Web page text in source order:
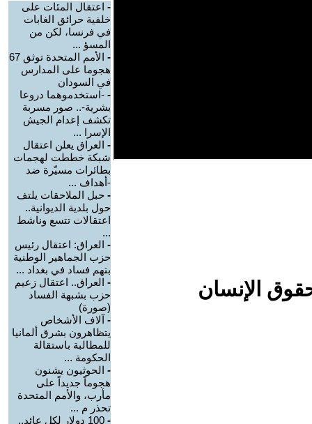
الإنسان
- اعتقال المئات على
خلفية حرائق الغابات
في فرنسا، لكن من
المسؤ ...
-
الأمم المتحدة توثق 67
هجوما على المدارس
في السودان
- -استخدموهما دروعا
بشرية-.. صور مسربة
تكشف إعدام الجيش
الإسرا ...
- العراق يعلن اعتقال
شبكة خططت لهجمات
بطائرات مسيّرة ضد
-أهداف ...
- حبل الملاحقات يلتف
حول بلدية الديوانية..
اعتقالات تتسع وناشط
...
- العراق: اعتقال رئيس
حزب الجماهير الوطنية
بتهم فساد في بغداد ...
- العراق.. اعتقال زعيم
حزب بشبهة الفساد
(صورة)
- آلاف الأشخاص
يتظاهرون بشرق ألمانيا
للمطالبة باستقالة
الحكومة ...
- الحوثيون يشنون
هجوماً جديداً على
مأرب، والأمم المتحدة
تحذر م ...
-
100 دولار لكل عائد..